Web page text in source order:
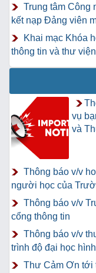
Trung tâm Công
kết nạp Đảng viên
Khai mạc Khóa
thông tin và thư
vụ
và
Thông báo v/v
người học của
Thông báo v/v
cổng thông tin
Thông báo v/v
trình độ đại học
Thư Cảm Ơn tới